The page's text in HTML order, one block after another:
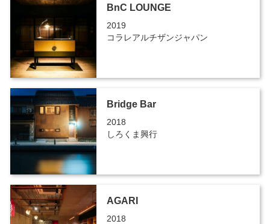
BnC LOUNGE
2019
コラレアルチザンジャパン
Bridge Bar
2018
しろくま興行
AGARI
2018